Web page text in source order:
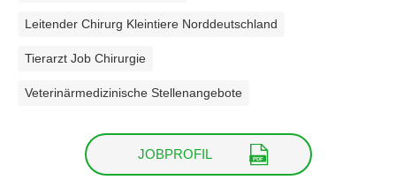
Leitender Chirurg Kleintiere Norddeutschland
Tierarzt Job Chirurgie
Veterinärmedizinische Stellenangebote
JOBPROFIL